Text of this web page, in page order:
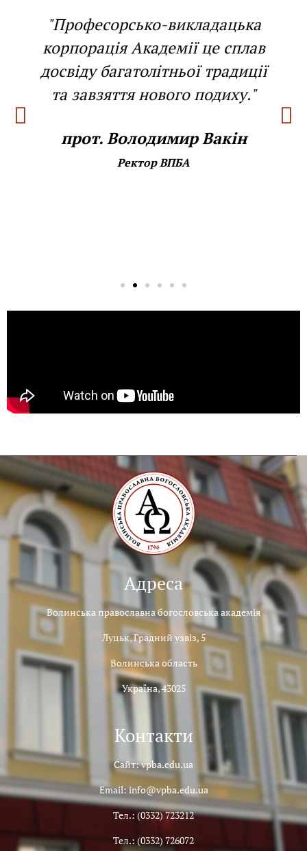
"Професорсько-викладацька
корпорація Академії це сплав
досвіду багатолітньої традиції
та завзяття нового подиху."
прот. Володимир Вакін
Ректор ВПБА
Адреса
Волинська православна богословська академія
Луцьк, Градний узвіз, 5
Волинська область
Україна, 43025
Контакти
Сайт: vpba.edu.ua
Email: info@vpba.edu.ua
Тел.: (0332) 723212
Тел.: (0332) 726072